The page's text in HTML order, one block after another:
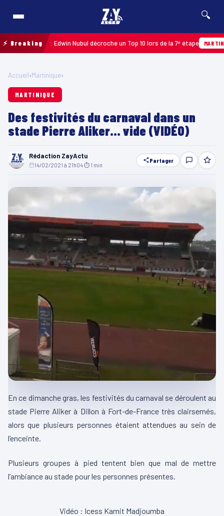
🔍
⚡ Breaking
2026 : Edwin Nubul décroche un Top 10 lors de la 7ᵉ étape MARTINIQUE
Accueil›Martinique›
MARTINIQUE
Des festivités du carnaval dans un
stade Pierre Aliker… vide (VIDÉO)
Rédaction ZayActu
14/02/2021 à 21h04⏱ 1 min
Partager
En ce dimanche gras, les festivités du carnaval se déroulent au
stade Pierre Aliker à Dillon à Fort-de-France très clairsemés,
alors que plusieurs personnes étaient attendues au sein de
l’enceinte.
Plusieurs groupes à pied tentent bien que mal de mettre
l’ambiance au stade pour les personnes présentes.
Vidéo : Icess Kamit Madjoumba